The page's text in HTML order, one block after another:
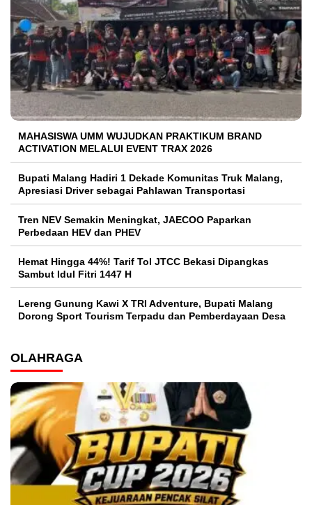
MAHASISWA UMM WUJUDKAN PRAKTIKUM BRAND
ACTIVATION MELALUI EVENT TRAX 2026
Bupati Malang Hadiri 1 Dekade Komunitas Truk Malang,
Apresiasi Driver sebagai Pahlawan Transportasi
Tren NEV Semakin Meningkat, JAECOO Paparkan
Perbedaan HEV dan PHEV
Hemat Hingga 44%! Tarif Tol JTCC Bekasi Dipangkas
Sambut Idul Fitri 1447 H
Lereng Gunung Kawi X TRI Adventure, Bupati Malang
Dorong Sport Tourism Terpadu dan Pemberdayaan Desa
OLAHRAGA